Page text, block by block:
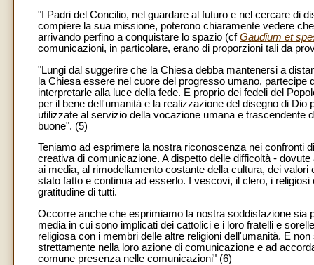
"I Padri del Concilio, nel guardare al futuro e nel cercare di
compiere la sua missione, poterono chiaramente vedere
arrivando perfino a conquistare lo spazio (cfGaudium et
comunicazioni, in particolare, erano di proporzioni tali da
"Lungi dal suggerire che la Chiesa debba mantenersi a
la Chiesa essere nel cuore del progresso umano,
interpretarle alla luce della fede. E proprio dei fedeli del
per il bene dell'umanità e la realizzazione del disegno di
utilizzate al servizio della vocazione umana e trascendente
buone". (5)
Teniamo ad esprimere la nostra riconoscenza nei confronti
creativa di comunicazione. A dispetto delle difficoltà -
ai media, al rimodellamento costante della cultura, dei
stato fatto e continua ad esserlo. I vescovi, il clero, i
gratitudine di tutti.
Occorre anche che esprimiamo la nostra soddisfazione sia
media in cui sono implicati dei cattolici e i loro fratelli e
religiosa con i membri delle altre religioni dell'umanità. E
strettamente nella loro azione di comunicazione e ad
comune presenza nelle comunicazioni" (6)